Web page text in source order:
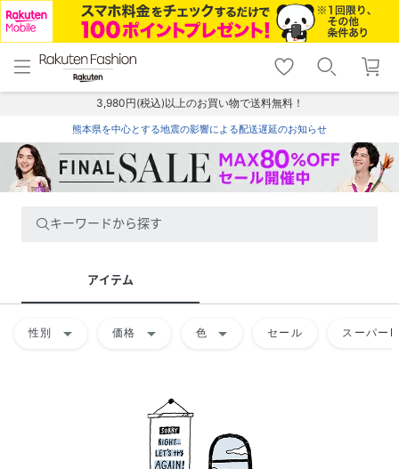
menu home
トップ
shopping_cart lock_outline
ログイン
3,980円(税込)以上のお買い物で送料無料！
熊本県を中心とする地震の影響による配送遅延のお知らせ
キーワードから探す
アイテム
性別 arrow_drop_down 価格 arrow_drop_down 色 arrow_drop_down セール スーパー